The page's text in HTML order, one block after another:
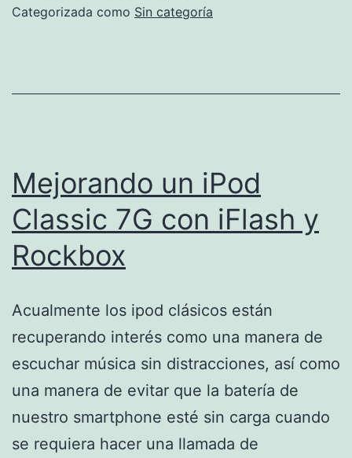
algunas
quitó
al
usuario
en
Android
14
Categorizada como Sin categoría
Mejorando un iPod
Classic 7G con iFlash y
Rockbox
Acualmente los ipod clásicos están
recuperando interés como una manera de
escuchar música sin distracciones, así como
una manera de evitar que la batería de
nuestro smartphone esté sin carga cuando
se requiera hacer una llamada de